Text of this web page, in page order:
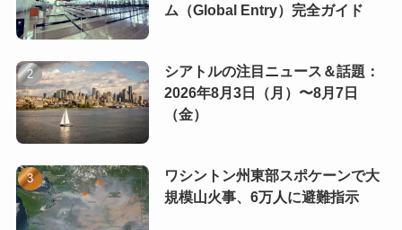
ム（Global Entry）完全ガイド
シアトルの注目ニュース＆話題：
2026年8月3日（月）〜8月7日
（金）
ワシントン州東部スポケーンで大
規模山火事、6万人に避難指示